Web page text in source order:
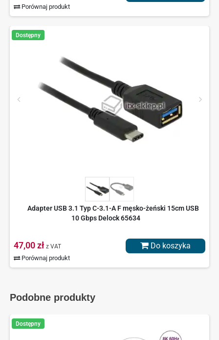
Porównaj produkt
Dostępny
Adapter USB 3.1 Typ C-3.1-A F męsko-żeński 15cm USB
10 Gbps Delock 65634
47,00 zł z VAT
Porównaj produkt
Do koszyka
Podobne produkty
Dostępny